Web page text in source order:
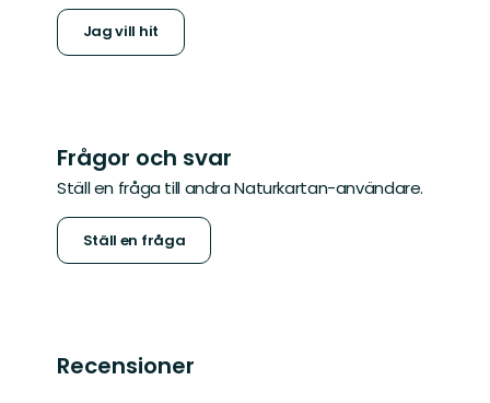
Jag vill hit
Frågor och svar
Ställ en fråga till andra Naturkartan-användare.
Ställ en fråga
Recensioner